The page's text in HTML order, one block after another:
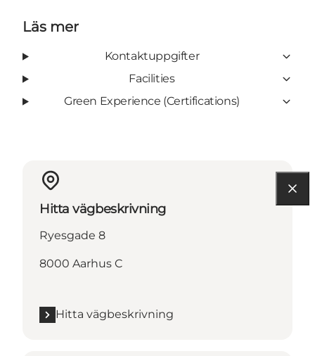
Läs mer
Kontaktuppgifter
Facilities
Green Experience (Certifications)
Hitta vägbeskrivning
Ryesgade 8
8000 Aarhus C
Hitta vägbeskrivning